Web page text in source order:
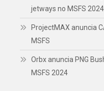
jetways no MSFS 2024
ProjectMAX anuncia
MSFS
Orbx anuncia PNG
MSFS 2024